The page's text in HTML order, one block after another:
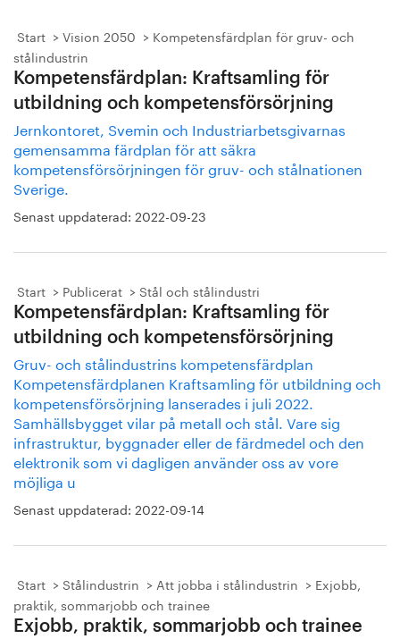
Start Vision 2050
Kompetensfärdplan för gruv- och
stålindustrin
Kompetensfärdplan: Kraftsamling för
utbildning och kompetensförsörjning
Jernkontoret, Svemin och Industriarbetsgivarnas
gemensamma färdplan för att säkra
kompetensförsörjningen för gruv- och stålnationen
Sverige.
Senast uppdaterad: 2022-09-23
Start Publicerat Stål och stålindustri
Kompetensfärdplan: Kraftsamling för
utbildning och kompetensförsörjning
Gruv- och stålindustrins kompetensfärdplan
Kompetensfärdplanen Kraftsamling för utbildning och
kompetensförsörjning lanserades i juli 2022.
Samhällsbygget vilar på metall och stål. Vare sig
infrastruktur, byggnader eller de färdmedel och den
elektronik som vi dagligen använder oss av vore
möjliga u
Senast uppdaterad: 2022-09-14
Start Stålindustrin Att jobba i stålindustrin
Exjobb,
praktik, sommarjobb och trainee
Exjobb, praktik, sommarjobb och trainee